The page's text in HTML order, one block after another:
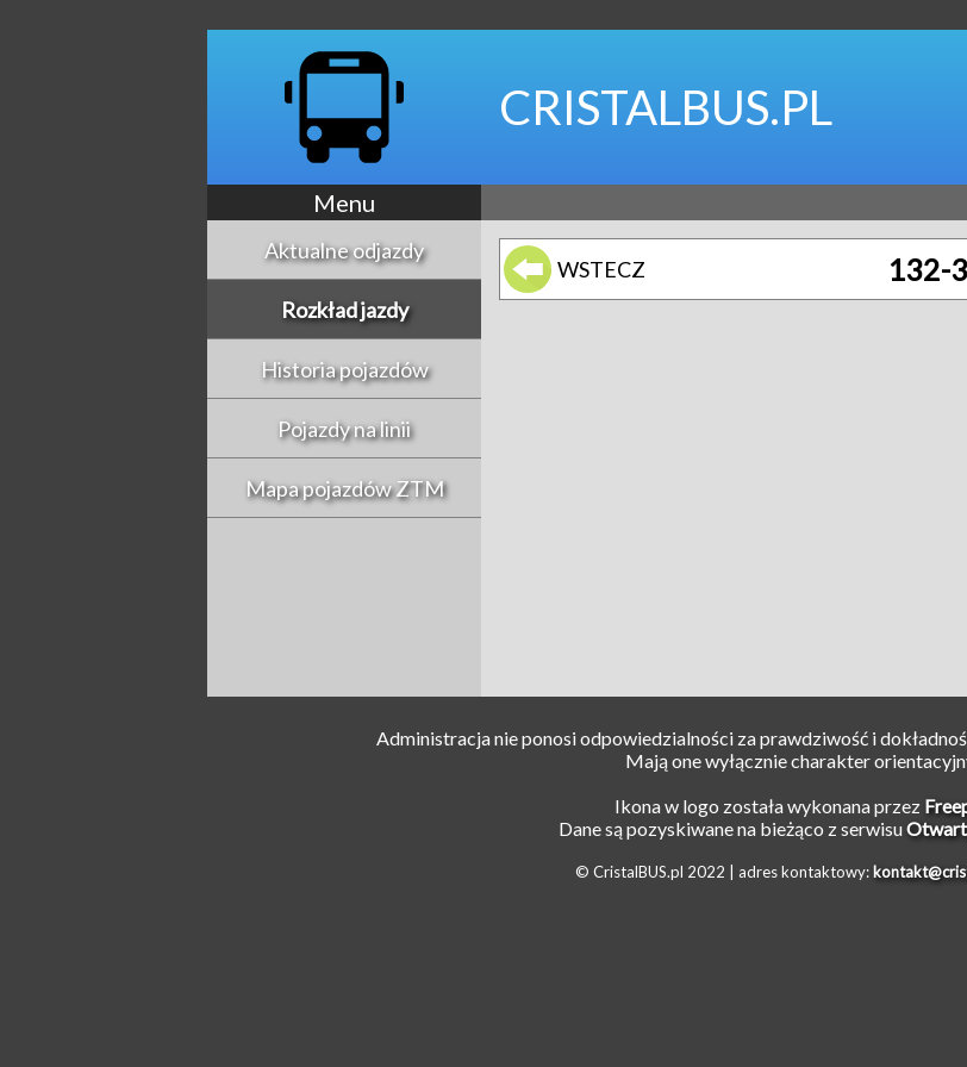
CRISTALBUS.PL
Menu
Aktualne odjazdy
Rozkład jazdy
Historia pojazdów
Pojazdy na linii
Mapa pojazdów ZTM
WSTECZ 132-
Administracja nie ponosi odpowiedzialności za prawdziwość i
Mają one wyłącznie charakter
Ikona w logo została wykonana przez
Dane są pozyskiwane na bieżąco z serwisu
© CristalBUS.pl 2022 | adres kontaktowy: